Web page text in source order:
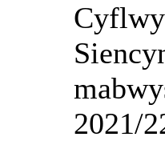
2021/